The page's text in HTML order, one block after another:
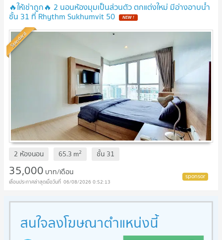
🔥ให้เช่าถูก🔥 2 นอนห้องมุมเป็นส่วนตัว ตกแต่งใหม่ มีอ่างอาบน้ำ
ชั้น 31 ที่ Rhythm Sukhumvit 50 NEW !
Standard
2 ห้องนอน 65.3 m2 ชั้น 31
35,000 บาท/เดือน
06/08/2026 0:52:13